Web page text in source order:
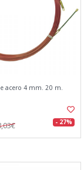
acero 4 mm. 20 m.
- 27%